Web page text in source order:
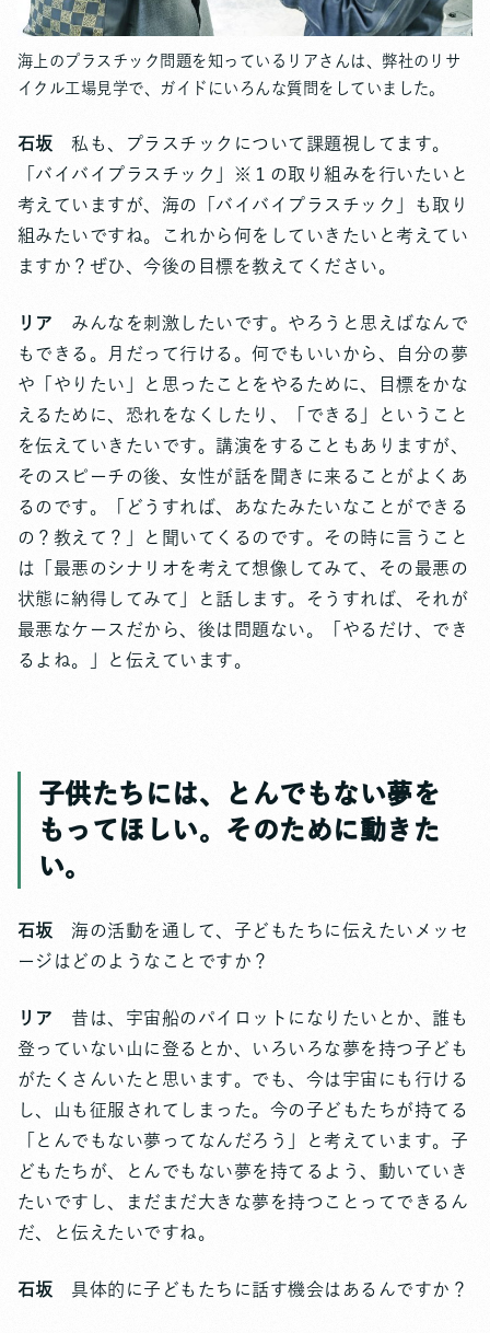
海上のプラスチック問題を知っているリアさんは、弊社のリサ
イクル工場見学で、ガイドにいろんな質問をしていました。
石坂
私も、プラスチックについて課題視してます。
「バイバイプラスチック」※１の取り組みを行いたいと
考えていますが、海の「バイバイプラスチック」も取り
組みたいですね。これから何をしていきたいと考えてい
ますか？ぜひ、今後の目標を教えてください。
リア
みんなを刺激したいです。やろうと思えばなんで
もできる。月だって行ける。何でもいいから、自分の夢
や「やりたい」と思ったことをやるために、目標をかな
えるために、恐れをなくしたり、「できる」ということ
を伝えていきたいです。講演をすることもありますが、
そのスピーチの後、女性が話を聞きに来ることがよくあ
るのです。「どうすれば、あなたみたいなことができる
の？教えて？」と聞いてくるのです。その時に言うこと
は「最悪のシナリオを考えて想像してみて、その最悪の
状態に納得してみて」と話します。そうすれば、それが
最悪なケースだから、後は問題ない。「やるだけ、でき
るよね。」と伝えています。
子供たちには、とんでもない夢を
もってほしい。そのために動きた
い。
石坂
海の活動を通して、子どもたちに伝えたいメッセ
ージはどのようなことですか？
リア
昔は、宇宙船のパイロットになりたいとか、誰も
登っていない山に登るとか、いろいろな夢を持つ子ども
がたくさんいたと思います。でも、今は宇宙にも行ける
し、山も征服されてしまった。今の子どもたちが持てる
「とんでもない夢ってなんだろう」と考えています。子
どもたちが、とんでもない夢を持てるよう、動いていき
たいですし、まだまだ大きな夢を持つことってできるん
だ、と伝えたいですね。
石坂 具体的に子どもたちに話す機会はあるんですか？